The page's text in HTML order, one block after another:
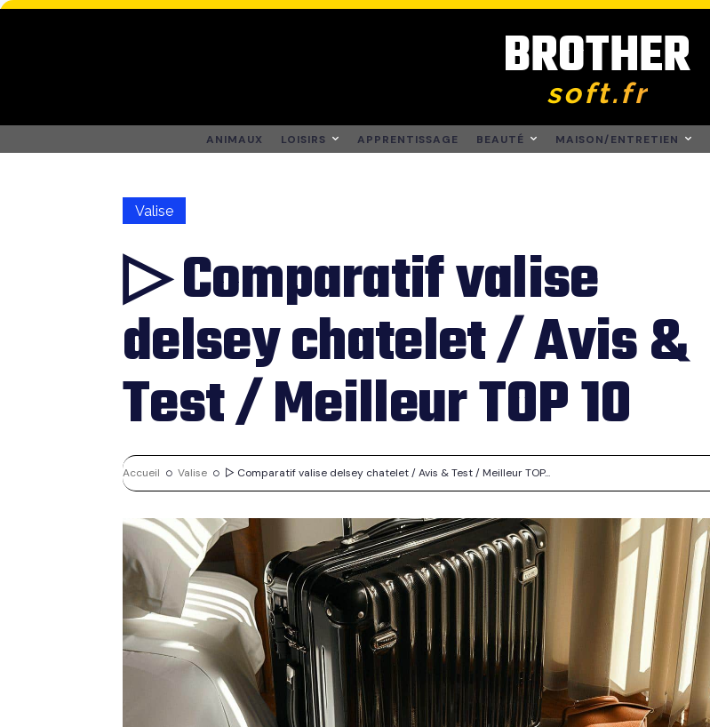
BROTHER
soft.fr
ANIMAUX LOISIRS APPRENTISSAGE BEAUTÉ MAISON/ENTRETIEN
Valise
▷ Comparatif valise
delsey chatelet / Avis &
Test / Meilleur TOP 10
Accueil Valise ▷ Comparatif valise delsey chatelet / Avis & Test / Meilleur TOP...